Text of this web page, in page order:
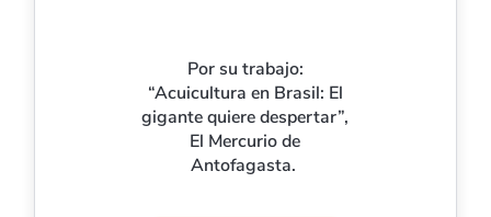
Por su trabajo:
“Acuicultura en Brasil: El
gigante quiere despertar”,
El Mercurio de
Antofagasta.